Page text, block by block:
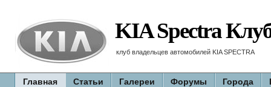
KIA Spectra
клуб владельцев автомобилей KIA SPECTRA
Главная Статьи Галереи Форумы Города